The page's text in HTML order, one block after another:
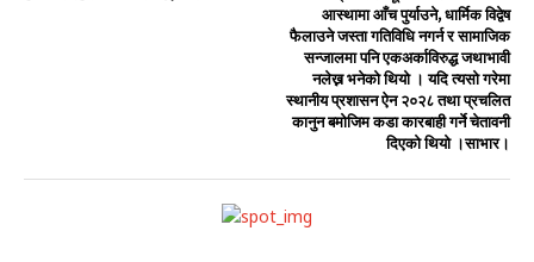
आस्थामा आँच पुर्याउने, धार्मिक विद्वेष
फैलाउने जस्ता गतिविधि नगर्न र सामाजिक
सन्जालमा पनि एकअर्काविरुद्ध जथाभावी
नलेख्न भनेको थियो । यदि त्यसो गरेमा
स्थानीय प्रशासन ऐन २०२८ तथा प्रचलित
कानुन बमोजिम कडा कारबाही गर्ने चेतावनी
दिएको थियो ।साभार।